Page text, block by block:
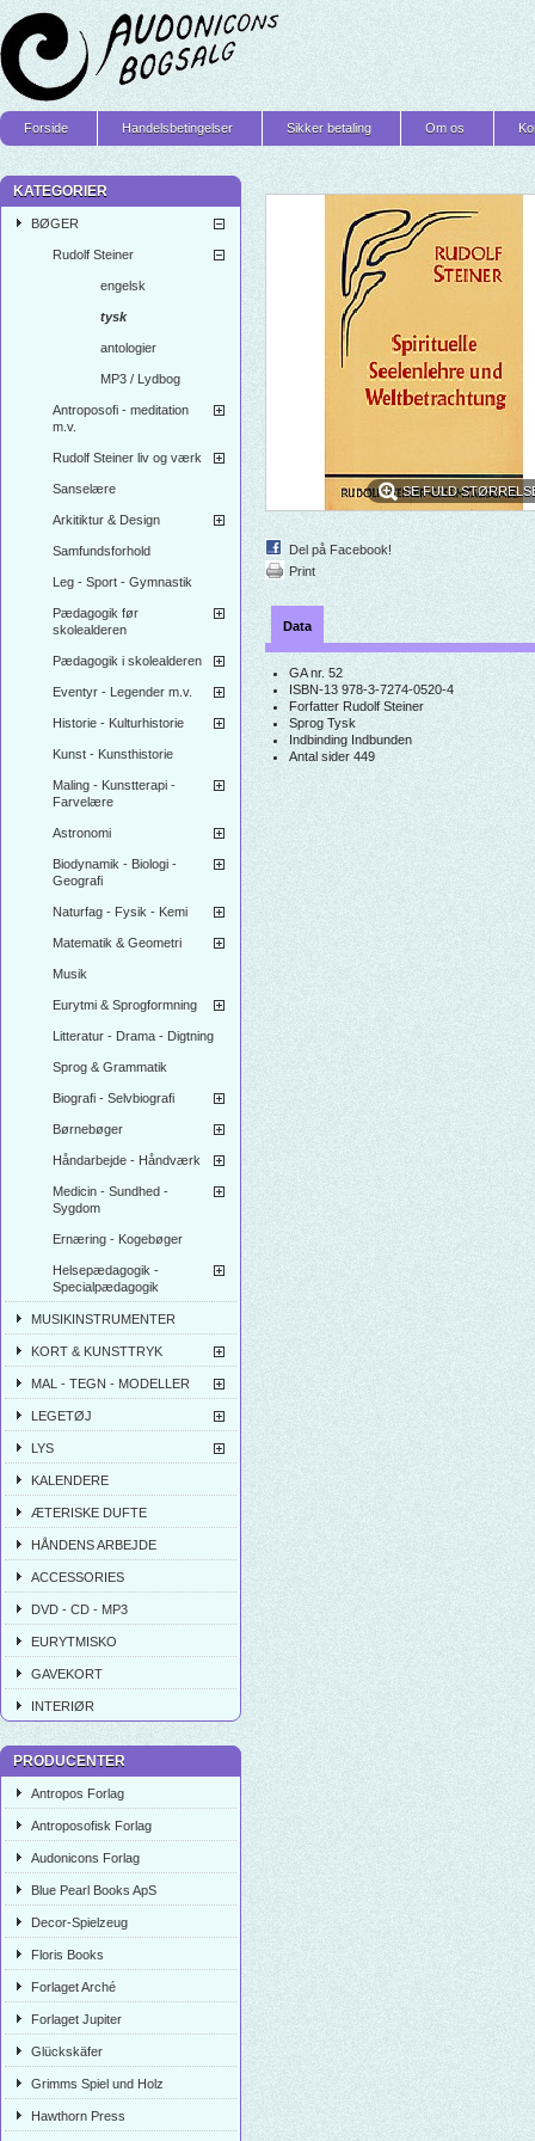
Forside Handelsbetingelser Sikker betaling Om os
KATEGORIER
BØGER
Rudolf Steiner
engelsk
tysk
antologier
MP3 / Lydbog
Antroposofi - meditation
m.v.
Rudolf Steiner liv og værk
Sanselære
Arkitiktur & Design
Samfundsforhold
Leg - Sport - Gymnastik
Pædagogik før
skolealderen
Pædagogik i skolealderen
Eventyr - Legender m.v.
Historie - Kulturhistorie
Kunst - Kunsthistorie
Maling - Kunstterapi -
Farvelære
Astronomi
Biodynamik - Biologi -
Geografi
Naturfag - Fysik - Kemi
Matematik & Geometri
Musik
Eurytmi & Sprogformning
Litteratur - Drama - Digtning
Sprog & Grammatik
Biografi - Selvbiografi
Børnebøger
Håndarbejde - Håndværk
Medicin - Sundhed -
Sygdom
Ernæring - Kogebøger
Helsepædagogik -
Specialpædagogik
MUSIKINSTRUMENTER
KORT & KUNSTTRYK
MAL - TEGN - MODELLER
LEGETØJ
LYS
KALENDERE
ÆTERISKE DUFTE
HÅNDENS ARBEJDE
ACCESSORIES
DVD - CD - MP3
EURYTMISKO
GAVEKORT
INTERIØR
PRODUCENTER
Antropos Forlag
Antroposofisk Forlag
Audonicons Forlag
Blue Pearl Books ApS
Decor-Spielzeug
Floris Books
Forlaget Arché
Forlaget Jupiter
Glückskäfer
Grimms Spiel und Holz
Hawthorn Press
SE FULD
Del på Facebook!
Print
Data
GA nr. 52
ISBN-13 978-3-7274-0520-4
Forfatter Rudolf Steiner
Sprog Tysk
Indbinding Indbunden
Antal sider 449